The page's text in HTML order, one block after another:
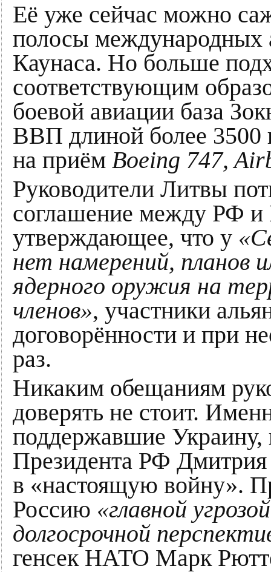
Её уже сейчас можно
полосы международных
Каунаса. Но больше
соответствующим
боевой авиации база
ВВП длиной более 3500
на приём Boeing 747,
Руководители Литвы
соглашение между РФ
утверждающее, что у
нет намерений, планов
ядерного оружия на
членов», участники
договорённости и при
раз.
Никаким обещаниям
доверять не стоит.
поддержавшие Украину,
Президента РФ
в «настоящую войну».
Россию «главной
долгосрочной
генсек НАТО Марк